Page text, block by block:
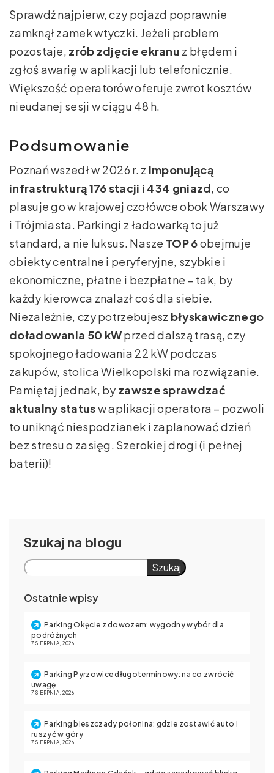
Sprawdź najpierw, czy pojazd poprawnie
zamknął zamek wtyczki. Jeżeli problem
pozostaje, zrób zdjęcie ekranu z błędem i
zgłoś awarię w aplikacji lub telefonicznie.
Większość operatorów oferuje zwrot kosztów
nieudanej sesji w ciągu 48 h.
Podsumowanie
Poznań wszedł w 2026 r. z imponującą
infrastrukturą 176 stacji i 434 gniazd, co
plasuje go w krajowej czołówce obok Warszawy
i Trójmiasta. Parkingi z ładowarką to już
standard, a nie luksus. Nasze TOP 6obejmuje
obiekty centralne i peryferyjne, szybkie i
ekonomiczne, płatne i bezpłatne – tak, by
każdy kierowca znalazł coś dla siebie.
Niezależnie, czy potrzebujesz błyskawicznego
doładowania 50 kWprzed dalszą trasą, czy
spokojnego ładowania 22 kW podczas
zakupów, stolica Wielkopolski ma rozwiązanie.
Pamiętaj jednak, by zawsze sprawdzać
aktualny statusw aplikacji operatora – pozwoli
to uniknąć niespodzianek i zaplanować dzień
bez stresu o zasięg. Szerokiej drogi (i pełnej
baterii)!
Szukaj
Szukaj
Ostatnie wpisy
Parking Okęcie z dowozem: wygodny wybór dla
podróżnych
7 SIERPNIA, 2026
Parking Pyrzowice długoterminowy: na co zwrócić
uwagę
7 SIERPNIA, 2026
Parking bieszczady połonina: gdzie zostawić auto i
ruszyć w góry
7 SIERPNIA, 2026